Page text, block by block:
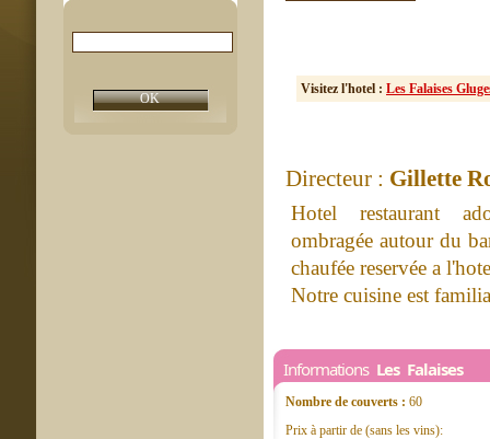
Visitez l'hotel : Les Falaises
Directeur : Gillette
Hotel restaurant
ombragée autour du
chaufée reservée a
Notre cuisine est
Informations Les Falaises
Nombre de couverts : 60
Prix à partir de (sans les vins):